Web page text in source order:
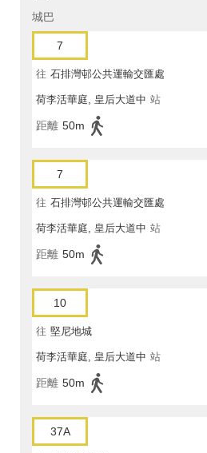
城巴
7
往 石排灣邨公共運輸交匯處
荷李活華庭, 皇后大道中 站
距離 50m
7
往 石排灣邨公共運輸交匯處
荷李活華庭, 皇后大道中 站
距離 50m
10
往 堅尼地城
荷李活華庭, 皇后大道中 站
距離 50m
37A